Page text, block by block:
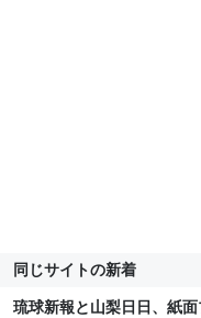
同じサイトの新着
琉球新報と山梨日日、紙